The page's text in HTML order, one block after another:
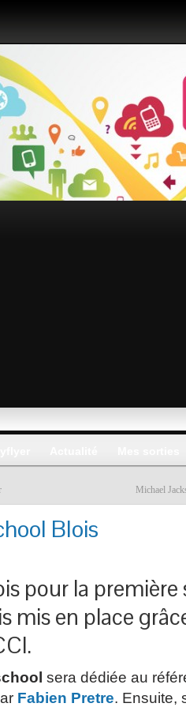
Michael
Blois
pour la première
mis en place
sera dédiée au
Fabien Pretre. Ensuite,